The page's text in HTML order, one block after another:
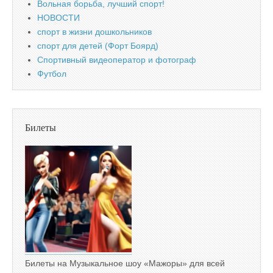
Вольная борьба, лучший спорт!
НОВОСТИ
спорт в жизни дошкольников
спорт для детей (Форт Боярд)
Спортивный видеоператор и фотограф
Футбол
Билеты
Билеты на Музыкальное шоу «Мажоры» для всей